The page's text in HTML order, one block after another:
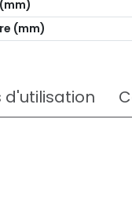
(mm)
d'utilisation